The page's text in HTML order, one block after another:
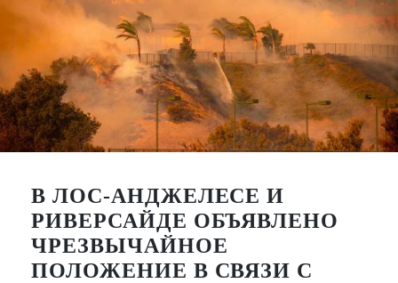
В ЛОС-АНДЖЕЛЕСЕ И
РИВЕРСАЙДЕ ОБЪЯВЛЕНО
ЧРЕЗВЫЧАЙНОЕ
ПОЛОЖЕНИЕ В СВЯЗИ С